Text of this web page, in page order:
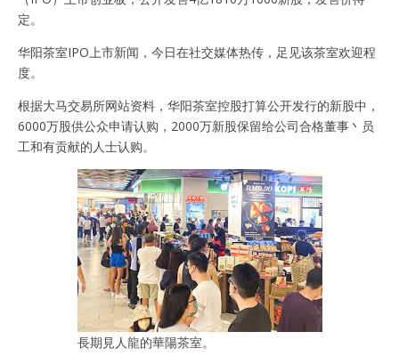
定。
华阳茶室IPO上市新闻，今日在社交媒体热传，足见该茶室欢迎程
度。
根据大马交易所网站资料，华阳茶室控股打算公开发行的新股中，
6000万股供公众申请认购，2000万新股保留给公司合格董事丶员
工和有贡献的人士认购。
長期見人龍的華陽茶室。